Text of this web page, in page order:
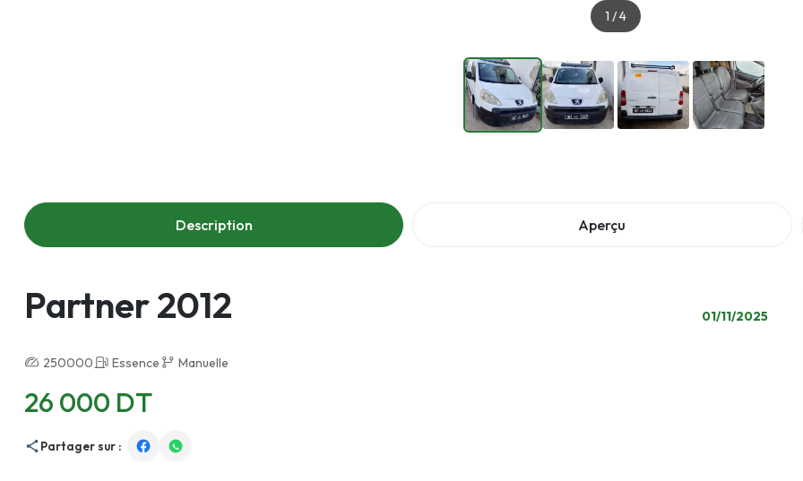
1 /4
Description Aperçu
Partner 2012 01/11/2025
250000 Essence Manuelle
26 000 DT
Partager sur :